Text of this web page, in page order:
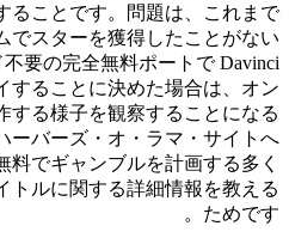
ることです。問題は、これまで
でスターを獲得したことがない
要の完全無料ポートで Davinci
することに決めた場合は、オン
する様子を観察することになる
ーバーズ・オ・ラマ・サイトへ
でギャンブルを計画する多く
トルに関する詳細情報を教える
ためです。